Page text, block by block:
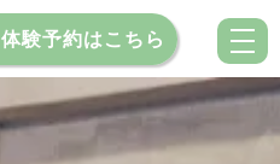
体験予約はこちら